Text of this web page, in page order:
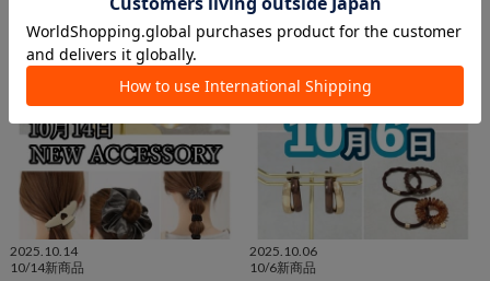
2025.10.14
10/14新商品
2025.10.06
10/6新商品